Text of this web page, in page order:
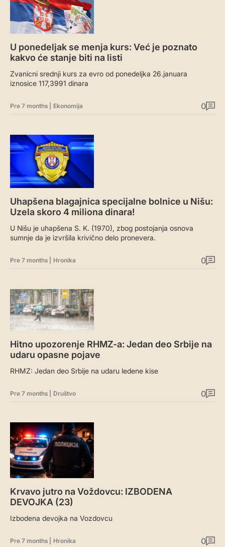
U ponedeljak se menja kurs: Već je poznato
kakvo će stanje biti na listi
Zvanicni srednji kurs za evro od ponedeljka 26.januara
iznosice 117,3991 dinara
Pre 7 months Ekonomija 0
Uhapšena blagajnica specijalne bolnice u Nišu:
Uzela skoro 4 miliona dinara!
U Nišu je uhapšena S. K. (1970), zbog postojanja osnova
sumnje da je izvršila krivično delo pronevera.
Pre 7 months Hronika 0
Hitno upozorenje RHMZ-a: Jedan deo Srbije na
udaru opasne pojave
RHMZ: Jedan deo Srbije na udaru ledene kise
Pre 7 months Društvo 0
Krvavo jutro na Voždovcu: IZBODENA
DEVOJKA (23)
Izbodena devojka na Vozdovcu
Pre 7 months Hronika 0